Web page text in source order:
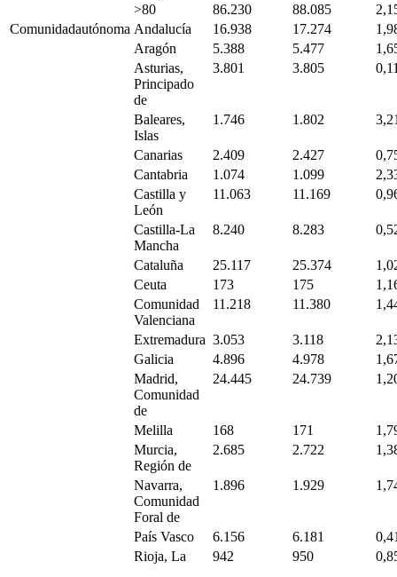
>80 86.230 88.085
Comunidadautónoma Andalucía 16.938 17.274
Aragón
5.388 5.477
Asturias,
Principado
de
3.801 3.805
Baleares,
Islas
1.746 1.802
Canarias 2.409 2.427
Cantabria
1.074 1.099
Castilla y
León
11.063 11.169
Castilla-La
Mancha
8.240 8.283
Cataluña 25.117 25.374
Ceuta
173 175
Comunidad
Valenciana
11.218 11.380
Extremadura 3.053 3.118
Galicia
4.896 4.978
Madrid,
Comunidad
de
24.445 24.739
Melilla 168 171
Murcia,
Región de
2.685 2.722
Navarra,
Comunidad
Foral de
1.896 1.929
País Vasco 6.156 6.181
Rioja, La
942 950